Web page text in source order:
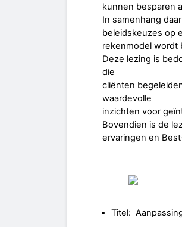
kunnen besparen
In samenhang
beleidskeuzes op
rekenmodel wordt
Deze lezing is
die
cliënten
waardevolle
inzichten voor
Bovendien is de
ervaringen en
Titel: